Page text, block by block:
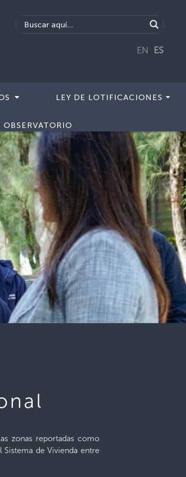
EN ES
LEY DE LOTIFICACIONES
OBSERVATORIO
zonas reportadas como
de Vivienda entre